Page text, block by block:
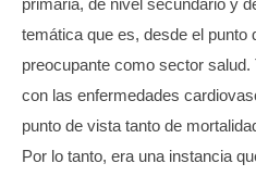
primaria, de nivel secundario y
temática que es, desde el punto
preocupante como sector
con las enfermedades
punto de vista tanto de
Por lo tanto, era una instancia